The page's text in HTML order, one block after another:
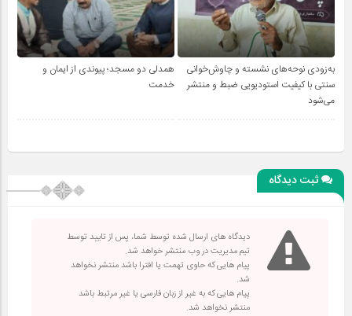
به‌زودی نوحه‌های نشسته و چاوش‌خوانی
سنتی با کیفیت استودیویی ضبط و منتشر
می‌شود
همدلی دو مسجد؛ پیوندی از ایمان و
خدمت
ثبت دیدگاه
دیدگاه های ارسال شده توسط شما، پس از تایید توسط
تیم مدیریت در وب منتشر خواهد شد.
پیام هایی که حاوی تهمت یا افترا باشد منتشر نخواهد
شد.
پیام هایی که به غیر از زبان فارسی یا غیر مرتبط باشد
منتشر نخواهد شد.